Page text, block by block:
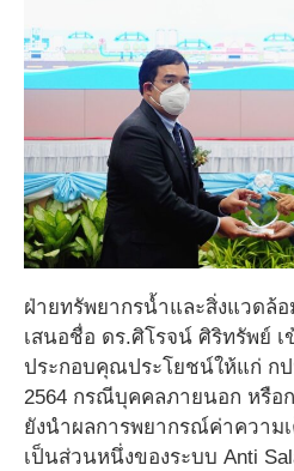
ฝ่ายทรัพยากรน้ำและสิ่งแวดล้
เสนอชื่อ ดร.ศิโรจน์ ศิริทรัพย์ เ
ประกอบคุณประโยชน์ให้แก่ ก
2564 กรณีบุคคลภายนอก หรือ
ยังนำผลการพยากรณ์ค่าความ
เป็นส่วนหนึ่งของระบบ Anti